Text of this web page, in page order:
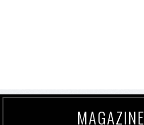
MAGAZINE